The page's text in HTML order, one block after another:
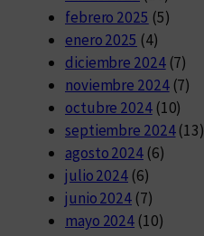
febrero 2025 (5)
enero 2025 (4)
diciembre 2024(7)
noviembre 2024(7)
octubre 2024(10)
septiembre 2024(13)
agosto 2024(6)
julio 2024 (6)
junio 2024 (7)
mayo 2024 (10)